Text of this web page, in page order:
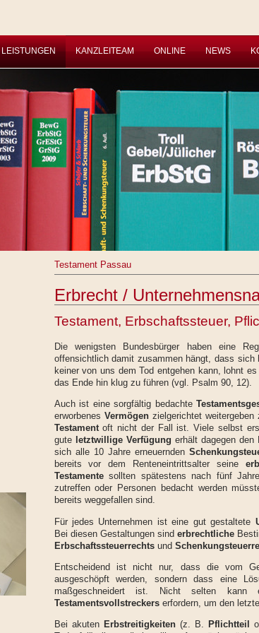
LEISTUNGEN KANZLEITEAM ONLINE NEWS
Testament Passau
Erbrecht /
Testament, Erbschaftssteuer,
Die wenigsten Bundesbürger haben eine
offensichtlich damit zusammen hängt, dass
keiner von uns dem Tod entgehen kann, lohnt
das Ende hin klug zu führen (vgl. Psalm 90, 12).
Auch ist eine sorgfältig bedachte
erworbenes Vermögenzielgerichtet weitergeben
Testamentoft nicht der Fall ist. Viele selbst
gute letztwillige Verfügung erhält dagegen den
sich alle 10 Jahre erneuernden
bereits vor dem Renteneintrittsalter seine
Testamentesollten spätestens nach fünf
zutreffen oder Personen bedacht werden
bereits weggefallen sind.
Für jedes Unternehmen ist eine gut gestaltete
Bei diesen Gestaltungen sind erbrechtliche
Erbschaftssteuerrechtsund
Entscheidend ist nicht nur, dass die vom
ausgeschöpft werden, sondern dass eine
maßgeschneidert ist. Nicht selten kann
Testamentsvollstreckerserfordern, um den
Bei akuten Erbstreitigkeiten(z. B. Pflichtteil